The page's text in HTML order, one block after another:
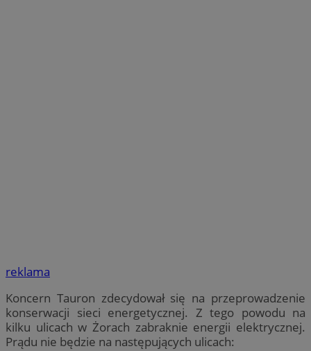
reklama
Koncern Tauron zdecydował się na przeprowadzenie
konserwacji sieci energetycznej. Z tego powodu na
kilku ulicach w Żorach zabraknie energii elektrycznej.
Prądu nie będzie na następujących ulicach: